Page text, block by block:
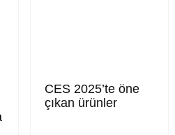
CES 2025’te öne
çıkan ürünler